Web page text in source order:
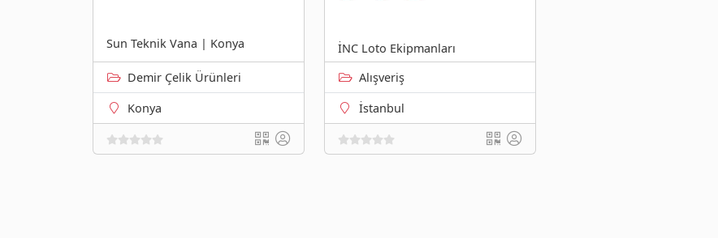
Sun Teknik Vana | Konya
Demir Çelik Ürünleri
Konya
İNC Loto Ekipmanları
Alışveriş
İstanbul